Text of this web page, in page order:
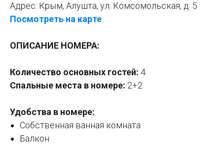
Адрес: Крым, Алушта, ул. Комсомольская, д. 5
Посмотреть на карте
ОПИСАНИЕ НОМЕРА:
Количество основных гостей: 4
Спальные места в номере: 2+2
Удобства в номере:
Собственная ванная комната
Балкон